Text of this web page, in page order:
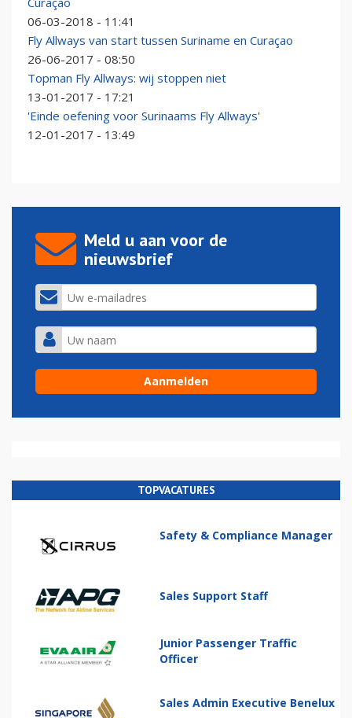
06-03-2018 - 11:41
Fly Allways van start tussen Suriname en Curaçao
26-06-2017 - 08:50
Topman Fly Allways: wij stoppen niet
13-01-2017 - 17:21
'Einde oefening voor Surinaams Fly Allways'
12-01-2017 - 13:49
Meld u aan voor de
nieuwsbrief
TOPVACATURES
Safety & Compliance Manager
Sales Support Staff
Junior Passenger Traffic
Officer
Sales Admin Executive Benelux